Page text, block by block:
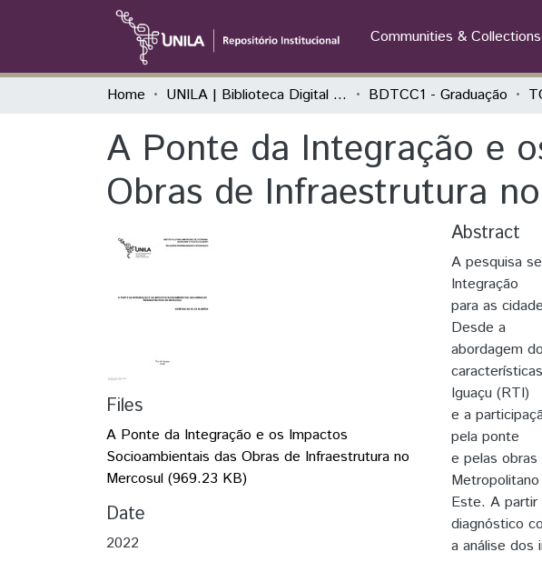
Communities & Collections
Home UNILA | Biblioteca Digital de Trabalhos de Conclusão de Curso BDTCC1 - Graduação
A Ponte da Integração e
Obras de Infraestrutura
Files
A Ponte da Integração e os Impactos
Socioambientais das Obras de Infraestrutura no
Mercosul (969.23 KB)
Date
2022
Abstract
A pesquisa
Integração
para as
Desde a
abordagem
Iguaçu (RTI)
e a
pela ponte
e pelas
Este. A partir
diagnóstico
a análise dos